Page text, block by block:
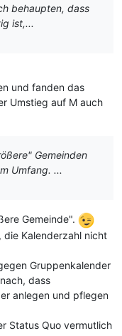
behaupten, dass
ist,...
und fanden das
Umstieg auf M auch
Gemeinden
Umfang. ...
Gemeinde".
die Kalenderzahl nicht
Gruppenkalender
dass
anlegen und pflegen
Status Quo vermutlich